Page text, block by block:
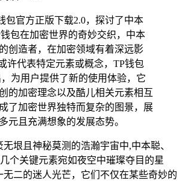
包官方正版下载2.0，探讨了中本
包在加密世界的奇妙交织，中本
创造者，在加密领域有着深远影
许代表特定元素或概念，TP钱包
为用户提供了新的使用体验，它
的加密理念以及酷儿相关元素相互
了加密世界独特而复杂的图景，展
元且充满想象的发展态势。
垠且神秘莫测的浩瀚宇宙中,中本聪、
个关键元素宛如夜空中璀璨夺目的星
无二的迷人光芒，它们不仅在某些奇妙的